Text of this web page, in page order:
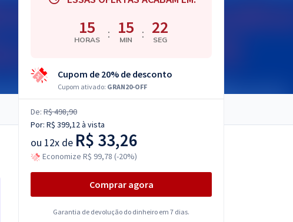
15
HORAS : 15
MIN : 21
SEG
Cupom de 20% de desconto
Cupom ativado: GRAN20-OFF
De: R$ 498,90
Por: R$ 399,12à vista
ou 12x de R$ 33,26
Economize R$ 99,78 (-20%)
Comprar agora
Garantia de devolução do dinheiro em 7 dias.